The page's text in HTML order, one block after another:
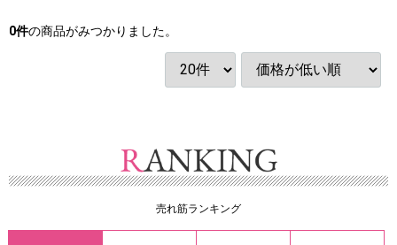
0件の商品がみつかりました。
売れ筋ランキング